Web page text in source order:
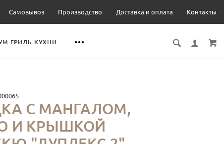
Самовывоз Производство Доставка и оплата Контакты
ГРИЛЬ КУХНИ
С МАНГАЛОМ,
И КРЫШКОЙ